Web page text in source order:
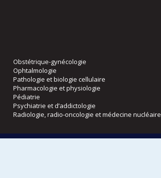
Obstétrique-gynécologie
Ophtalmologie
Pathologie et biologie cellulaire
Pharmacologie et physiologie
Pédiatrie
Psychiatrie et d’addictologie
Radiologie, radio-oncologie et médecine nucléaire